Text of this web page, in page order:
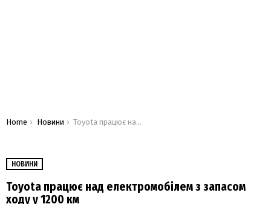
You are here:
Home Новини Toyota працює над електромобілем з запасом ходу у 1200 км
НОВИНИ
Toyota працює над електромобілем з запасом
ходу у 1200 км